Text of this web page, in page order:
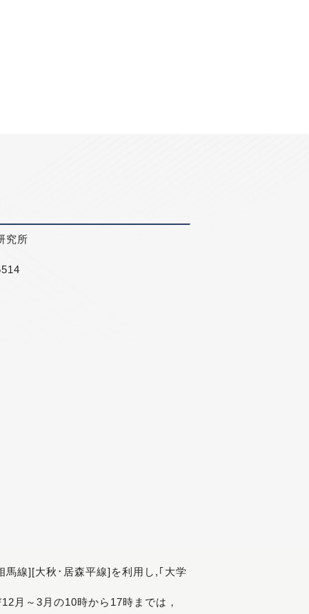
究所
線][大秋･居森平線]を利用し,｢大学
月～3月の10時から17時までは，